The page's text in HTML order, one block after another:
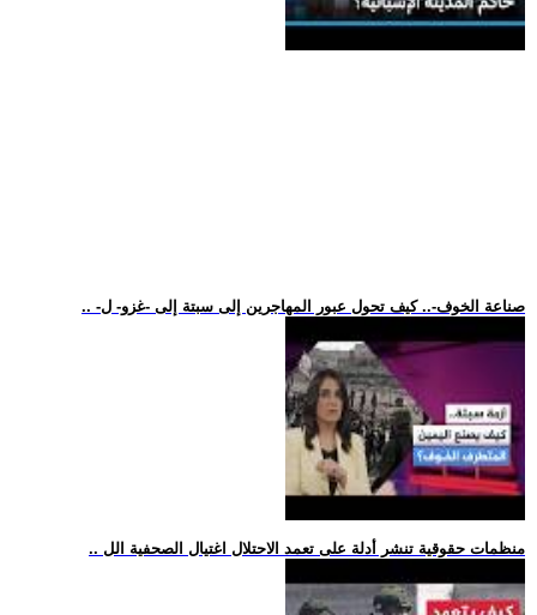
.. -صناعة الخوف-.. كيف تحول عبور المهاجرين إلى سبتة إلى -غزو- ل
.. منظمات حقوقية تنشر أدلة على تعمد الاحتلال اغتيال الصحفية الل